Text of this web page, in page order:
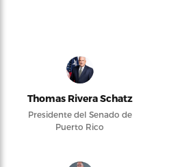
Thomas Rivera Schatz
Presidente del Senado de
Puerto Rico